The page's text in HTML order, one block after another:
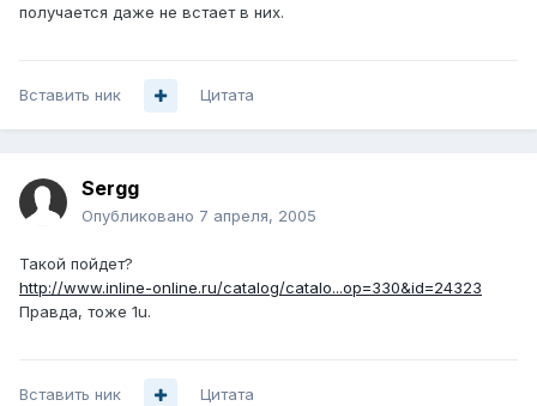
получается даже не встает в них.
Вставить ник Цитата
Sergg
Опубликовано 7 апреля, 2005
Такой пойдет?
http://www.inline-online.ru/catalog/catalo...op=330&id=24323
Правда, тоже 1u.
Вставить ник Цитата